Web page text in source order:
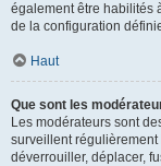
également être habilités
de la configuration
Haut
Que sont les
Les modérateurs sont
surveillent régulièrement
déverrouiller, déplacer,